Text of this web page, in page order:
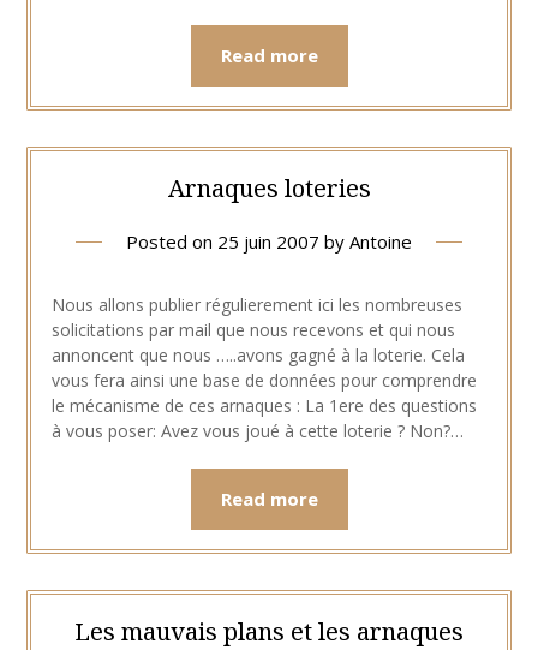
Read more
Arnaques loteries
Posted on 25 juin 2007 by Antoine
Nous allons publier régulierement ici les nombreuses
solicitations par mail que nous recevons et qui nous
annoncent que nous …..avons gagné à la loterie. Cela
vous fera ainsi une base de données pour comprendre
le mécanisme de ces arnaques : La 1ere des questions
à vous poser: Avez vous joué à cette loterie ? Non?…
Read more
Les mauvais plans et les arnaques